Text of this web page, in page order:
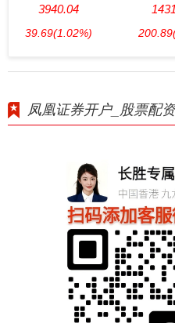
3940.04
39.69(1.02%) 200.89
凤凰证券开户_股票配